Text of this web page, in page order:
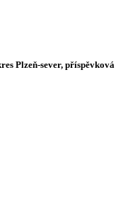
Plzeň-sever, příspěvková